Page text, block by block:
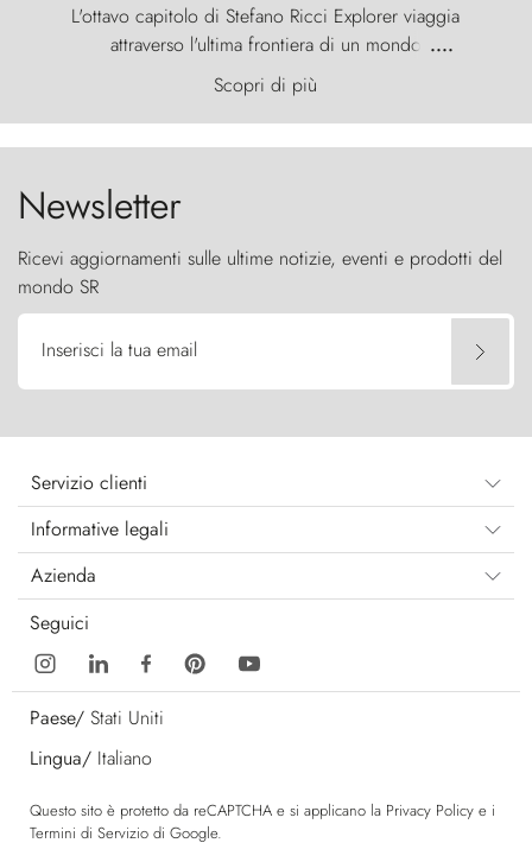
L'ottavo capitolo di Stefano Ricci Explorer viaggia
attraverso l'ultima frontiera di un mondo
primordiale, dove il vento scolpisce la natura con
furia ancestrale e le Torres del Paine sfidano il
cielo come sentinelle di pietra.
....
Scopri di più
Newsletter
Ricevi aggiornamenti sulle ultime notizie, eventi e prodotti del
mondo SR
Inserisci la tua email
Servizio clienti
Informative legali
Azienda
Seguici
Paese/ Stati Uniti
Lingua/ Italiano
Questo sito è protetto da reCAPTCHA e si applicano la Privacy Policy e i
Termini di Servizio di Google.